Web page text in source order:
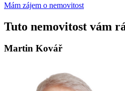
Mám zájem o nemovitost
Tuto nemovitost vám
Martin Kovář